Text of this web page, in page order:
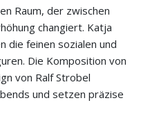
Raum, der zwischen
changiert. Katja
die feinen sozialen und
Die Komposition von
von Ralf Strobel
und setzen präzise